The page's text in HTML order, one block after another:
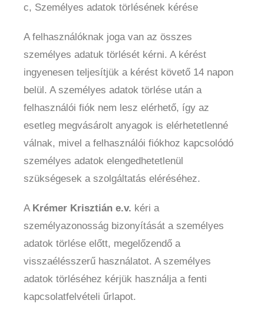
c, Személyes adatok törlésének kérése
A felhasználóknak joga van az összes
személyes adatuk törlését kérni. A kérést
ingyenesen teljesítjük a kérést követő 14 napon
belül. A személyes adatok törlése után a
felhasználói fiók nem lesz elérhető, így az
esetleg megvásárolt anyagok is elérhetetlenné
válnak, mivel a felhasználói fiókhoz kapcsolódó
személyes adatok elengedhetetlenül
szükségesek a szolgáltatás eléréséhez.
A Krémer Krisztián e.v. kéri a
személyazonosság bizonyítását a személyes
adatok törlése előtt, megelőzendő a
visszaélésszerű használatot. A személyes
adatok törléséhez kérjük használja a fenti
kapcsolatfelvételi űrlapot.